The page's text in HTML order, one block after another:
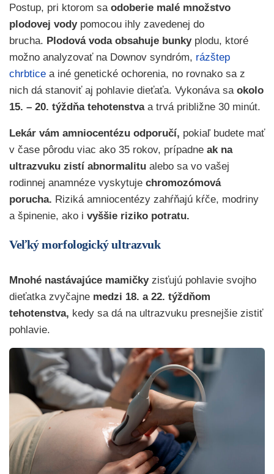
Postup, pri ktorom sa odoberie malé množstvo
plodovej vodypomocou ihly zavedenej do
brucha. Plodová voda obsahuje bunkyplodu, ktoré
možno analyzovať na Downov syndróm, rázštep
chrbtice a iné genetické ochorenia, no rovnako sa z
nich dá stanoviť aj pohlavie dieťaťa. Vykonáva sa okolo
15. – 20. týždňa tehotenstvaa trvá približne 30 minút.
Lekár vám amniocentézu odporučí, pokiaľ budete mať
v čase pôrodu viac ako 35 rokov, prípadne ak na
ultrazvuku zistí abnormalitu alebo sa vo vašej
rodinnej anamnéze vyskytuje chromozómová
porucha. Riziká amniocentézy zahŕňajú kŕče, modriny
a špinenie, ako i vyššie riziko potratu.
Veľký morfologický ultrazvuk
Mnohé nastávajúce mamičkyzisťujú pohlavie svojho
dieťatka zvyčajne medzi 18. a 22. týždňom
tehotenstva, kedy sa dá na ultrazvuku presnejšie zistiť
pohlavie.